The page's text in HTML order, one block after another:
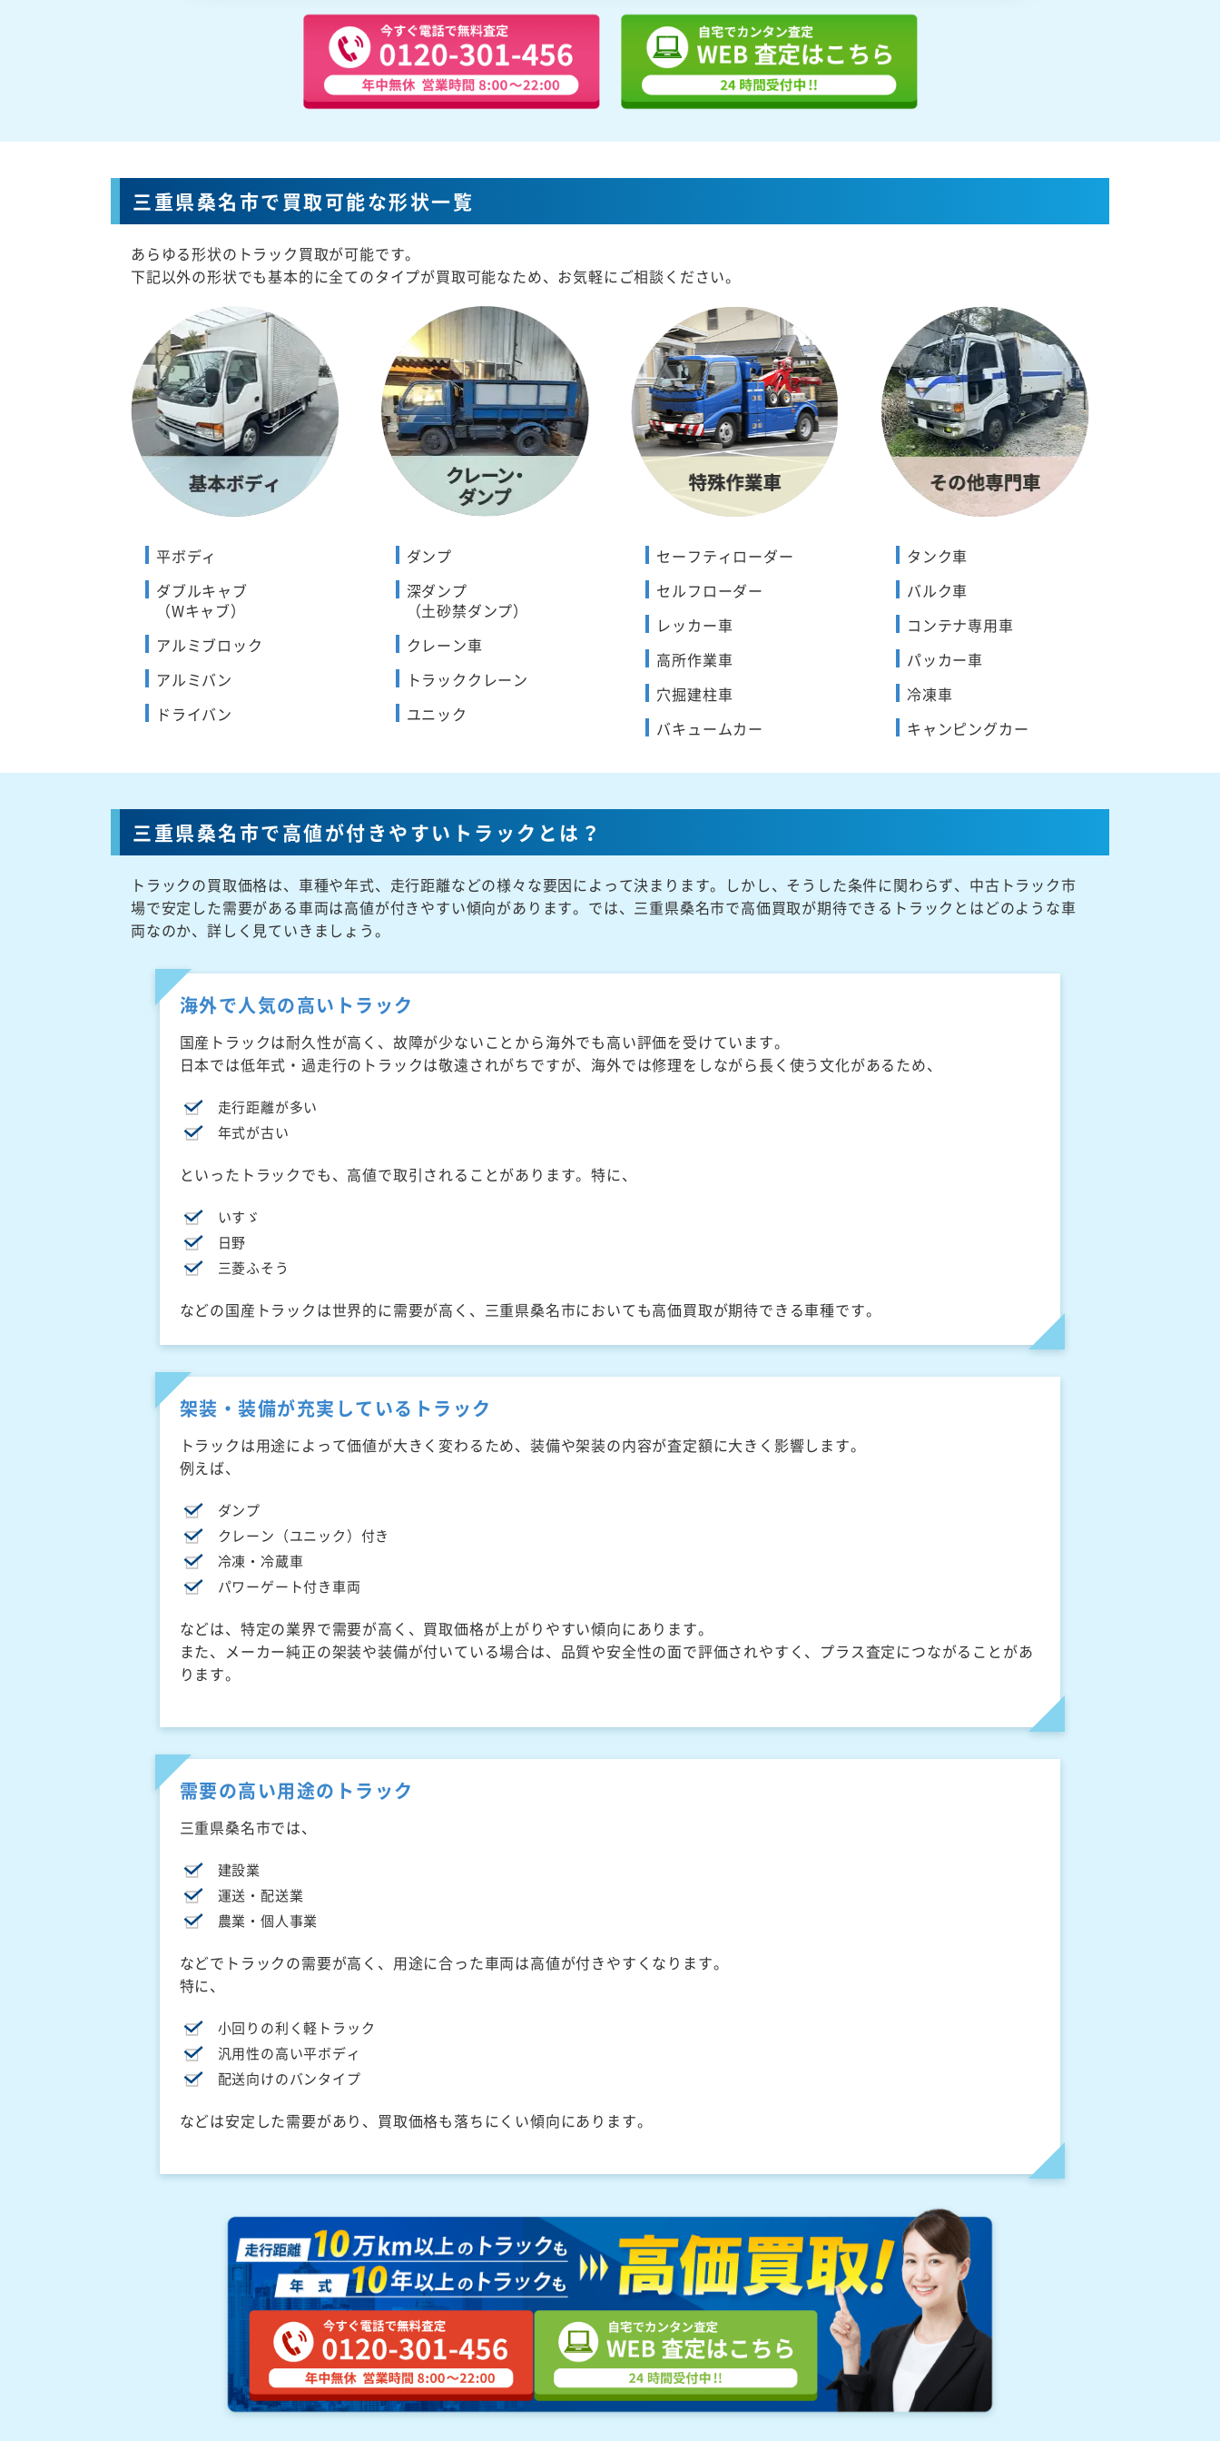
三重県桑名市で買取可能な形状一覧
あらゆる形状のトラック買取が可能です。
下記以外の形状でも基本的に全てのタイプが買取可能なため、お気軽にご相談ください。
平ボディ
ダブルキャブ
（Wキャブ）
アルミブロック
アルミバン
ドライバン
ダンプ
深ダンプ
（土砂禁ダンプ）
クレーン車
トラッククレーン
ユニック
セーフティローダー
セルフローダー
レッカー車
高所作業車
穴掘建柱車
バキュームカー
タンク車
バルク車
コンテナ専用車
パッカー車
冷凍車
キャンピングカー
三重県桑名市で高値が付きやすいトラックとは？
トラックの買取価格は、車種や年式、走行距離などの様々な要因によって決まります。しかし、そうした条件に関わらず、中古トラック市
場で安定した需要がある車両は高値が付きやすい傾向があります。では、三重県桑名市で高価買取が期待できるトラックとはどのような車
両なのか、詳しく見ていきましょう。
海外で人気の高いトラック
国産トラックは耐久性が高く、故障が少ないことから海外でも高い評価を受けています。
日本では低年式・過走行のトラックは敬遠されがちですが、海外では修理をしながら長く使う文化があるため、
走行距離が多い
年式が古い
といったトラックでも、高値で取引されることがあります。特に、
いすゞ
日野
三菱ふそう
などの国産トラックは世界的に需要が高く、三重県桑名市においても高価買取が期待できる車種です。
架装・装備が充実しているトラック
トラックは用途によって価値が大きく変わるため、装備や架装の内容が査定額に大きく影響します。
例えば、
ダンプ
クレーン（ユニック）付き
冷凍・冷蔵車
パワーゲート付き車両
などは、特定の業界で需要が高く、買取価格が上がりやすい傾向にあります。
また、メーカー純正の架装や装備が付いている場合は、品質や安全性の面で評価されやすく、プラス査定につながることがあ
ります。
需要の高い用途のトラック
三重県桑名市では、
建設業
運送・配送業
農業・個人事業
などでトラックの需要が高く、用途に合った車両は高値が付きやすくなります。
特に、
小回りの利く軽トラック
汎用性の高い平ボディ
配送向けのバンタイプ
などは安定した需要があり、買取価格も落ちにくい傾向にあります。